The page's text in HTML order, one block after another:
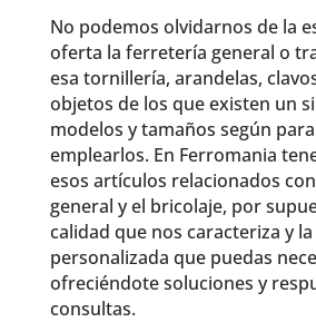
No podemos olvidarnos de la
oferta la ferretería general o
esa tornillería, arandelas,
objetos de los que existen un
modelos y tamaños según
emplearlos. En Ferromania
esos artículos relacionados
general y el bricolaje, por
calidad que nos caracteriza y
personalizada que puedas
ofreciéndote soluciones y
consultas.